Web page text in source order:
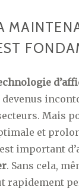
Mais
et
important
. Sans cela,
rapidement